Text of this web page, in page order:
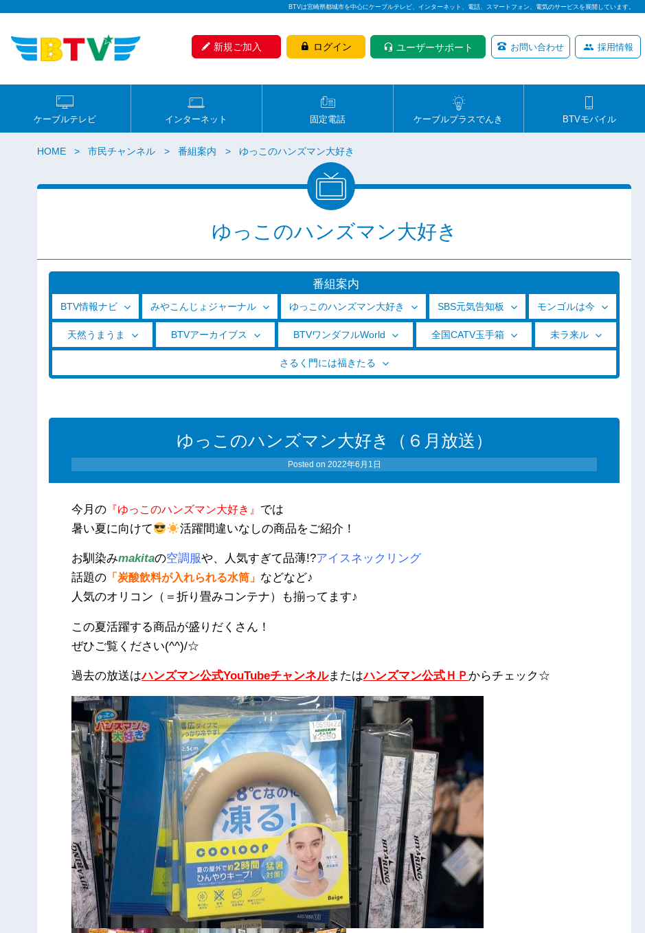
BTVは宮崎県都城市を中心にケーブルテレビ、インターネット、電話、スマートフォン、電気のサービスを展開しています。
新規ご加入 ログイン ユーザーサポート お問い合わせ 採用情報
ケーブルテレビ インターネット 固定電話 ケーブルプラスでんき BTVモバイル
HOME 市民チャンネル 番組案内 ゆっこのハンズマン大好き
ゆっこのハンズマン大好き
番組案内
BTV情報ナビ みやこんじょジャーナル ゆっこのハンズマン大好き SBS元気告知板 モンゴルは今
天然うまうま BTVアーカイブス BTVワンダフルWorld 全国CATV玉手箱 未ラ来ル
さるく門には福きたる
ゆっこのハンズマン大好き（６月放送）
Posted on 2022年6月1日
今月の 『ゆっこのハンズマン大好き』 では
暑い夏に向けて
活躍間違いなしの商品をご紹介！
お馴染みmakitaの空調服や、人気すぎて品薄!?アイスネックリング
話題の 「炭酸飲料が入れられる水筒」 などなど♪
人気のオリコン（＝折り畳みコンテナ）も揃ってます♪
この夏活躍する商品が盛りだくさん！
ぜひご覧ください(^^)/☆
過去の放送はハンズマン公式YouTubeチャンネルまたはハンズマン公式ＨＰ からチェック☆